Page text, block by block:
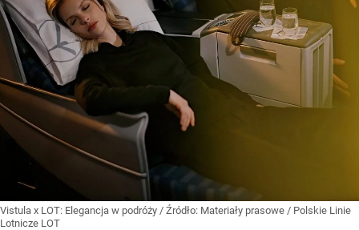
Vistula x LOT: Elegancja w podróży / Źródło: Materiały prasowe / Polskie Linie
Lotnicze LOT